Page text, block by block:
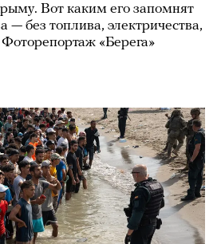
Вот каким его запомнят
— без топлива, электричества,
«Берега»